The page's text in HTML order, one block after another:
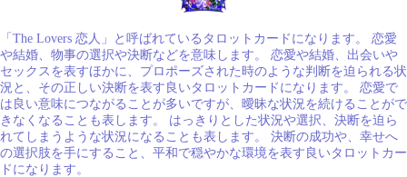
「The Lovers 恋人」と呼ばれているタロットカードになります。 恋愛
や結婚、物事の選択や決断などを意味します。 恋愛や結婚、出会いや
セックスを表すほかに、プロポーズされた時のような判断を迫られる状
況と、その正しい決断を表す良いタロットカードになります。 恋愛で
は良い意味につながることが多いですが、曖昧な状況を続けることがで
きなくなることも表します。 はっきりとした状況や選択、決断を迫ら
れてしまうような状況になることも表します。 決断の成功や、幸せへ
の選択肢を手にすること、平和で穏やかな環境を表す良いタロットカー
ドになります。